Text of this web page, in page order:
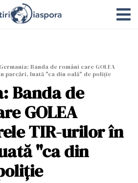
Germania: Banda de români care GOLEA
parcări, luată "ca din oală" de poliție
Banda de
GOLEA
TIR-urilor în
"ca din